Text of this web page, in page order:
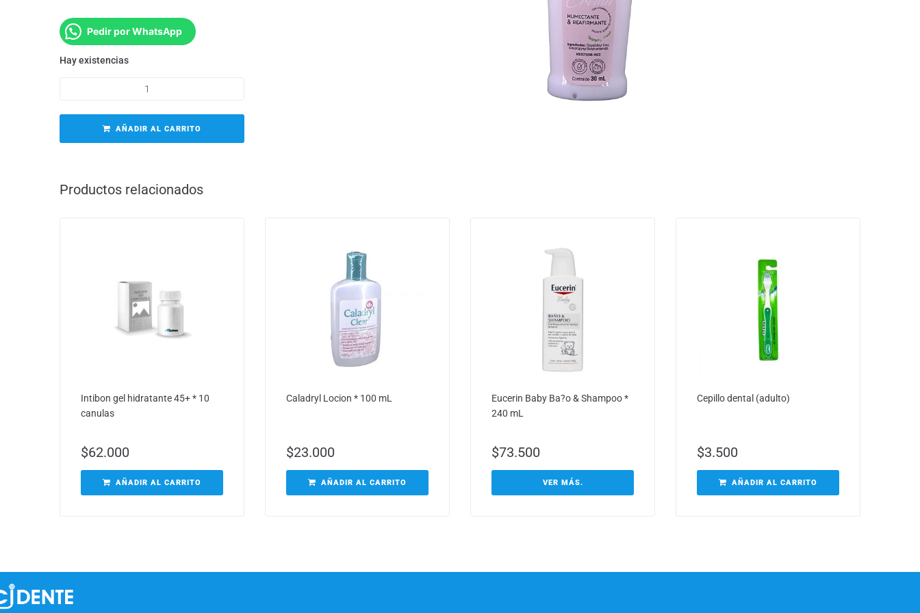
Pedir por WhatsApp
Hay existencias
AÑADIR AL CARRITO
Productos relacionados
Intibon gel hidratante 45+ * 10
canulas
$62.000
AÑADIR AL CARRITO
Caladryl Locion * 100 mL
$23.000
AÑADIR AL CARRITO
Eucerin Baby Ba?o & Shampoo *
240 mL
$73.500
VER MÁS.
Cepillo dental (adulto)
$3.500
AÑADIR AL CARRITO